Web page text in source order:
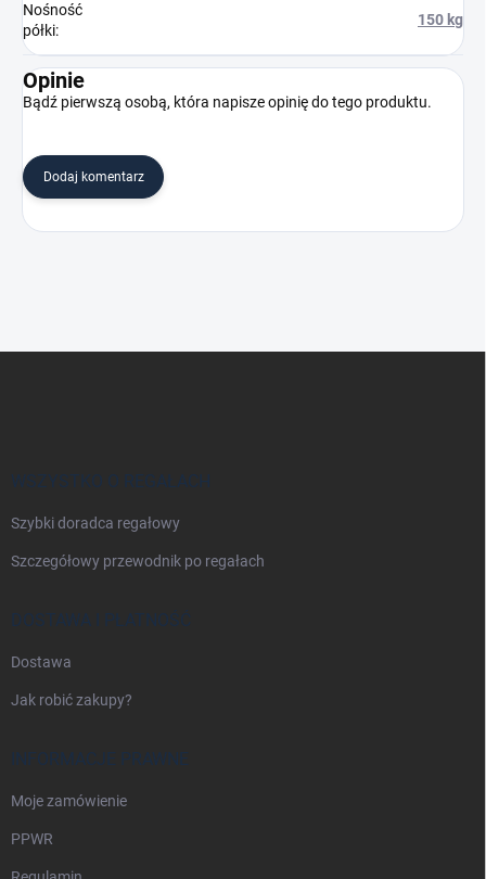
Nośność
półki:
150 kg
Opinie
Bądź pierwszą osobą, która napisze opinię do tego produktu.
Dodaj komentarz
WSZYSTKO O REGAŁACH
Szybki doradca regałowy
Szczegółowy przewodnik po regałach
DOSTAWA I PŁATNOŚĆ
Dostawa
Jak robić zakupy?
INFORMACJE PRAWNE
Moje zamówienie
PPWR